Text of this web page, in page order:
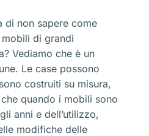
di non sapere come
di grandi
Vediamo che è un
Le case possono
costruiti su misura,
quando i mobili sono
anni e dell’utilizzo,
modifiche delle